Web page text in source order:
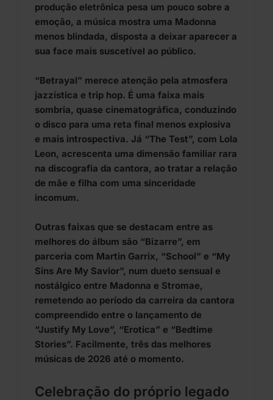
produção eletrônica pesa um pouco sobre a
emoção, a música mostra uma Madonna
menos blindada, disposta a deixar aparecer a
sua face mais suscetível ao público.
“Betrayal” merece atenção pela atmosfera
jazzística e trip hop. É uma faixa mais
sombria, quase cinematográfica, conduzindo
o disco para uma reta final menos explosiva
e mais introspectiva. Já “The Test”, com Lola
Leon, acrescenta uma dimensão familiar rara
na discografia da cantora, ao tratar a relação
de mãe e filha com uma sinceridade
incomum.
Outras faixas que se destacam entre as
melhores do álbum são “Bizarre”, em
parceria com Martin Garrix, “School” e “My
Sins Are My Savior”, num dueto sensual e
nostálgico entre Madonna e Stromae,
remetendo ao período da carreira da cantora
compreendido entre o lançamento de
“Justify My Love”, “Erotica” e “Bedtime
Stories”. Facilmente, três das melhores
músicas de 2026 até o momento.
Celebração do próprio legado